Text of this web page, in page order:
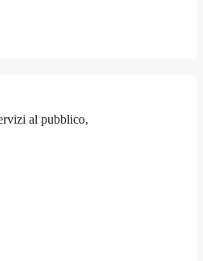
al pubblico,